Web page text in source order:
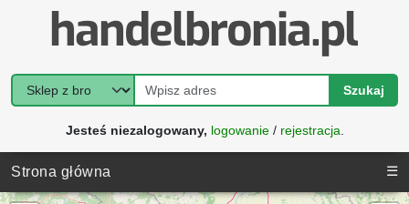
Szukaj
Jesteś niezalogowany, logowanie/ rejestracja
Strona główna ☰